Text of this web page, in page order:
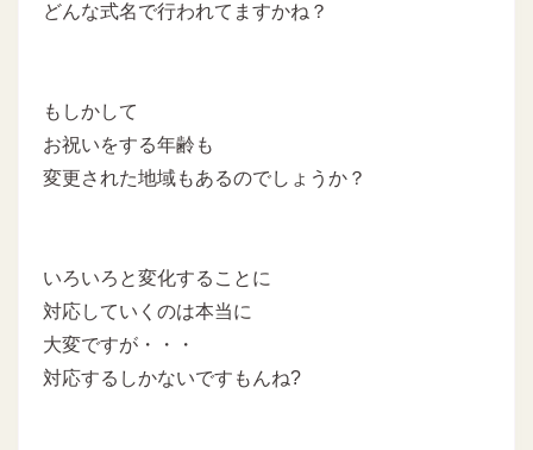
どんな式名で行われてますかね？
もしかして
お祝いをする年齢も
変更された地域もあるのでしょうか？
いろいろと変化することに
対応していくのは本当に
大変ですが・・・
対応するしかないですもんね?